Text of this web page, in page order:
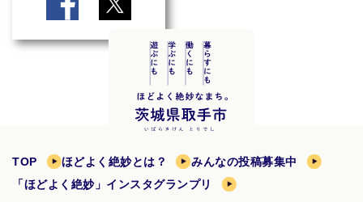
TOP ほどよく絶妙とは？
みんなの投稿募集中
「ほどよく絶妙」インスタグランプリ